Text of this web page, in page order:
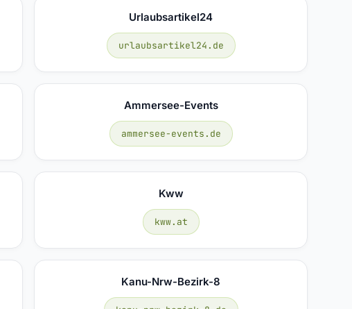
Urlaubsartikel24
urlaubsartikel24.de
Ammersee-Events
ammersee-events.de
Kww
kww.at
Kanu-Nrw-Bezirk-8